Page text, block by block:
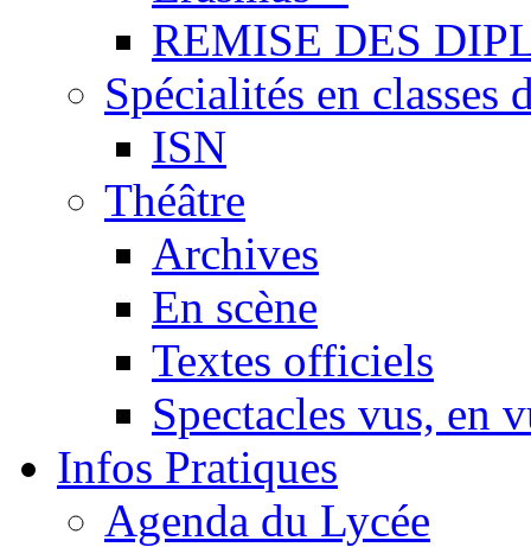
REMISE DES
Spécialités en classes
ISN
Théâtre
Archives
En scène
Textes officiels
Spectacles vus, en
Infos Pratiques
Agenda du Lycée